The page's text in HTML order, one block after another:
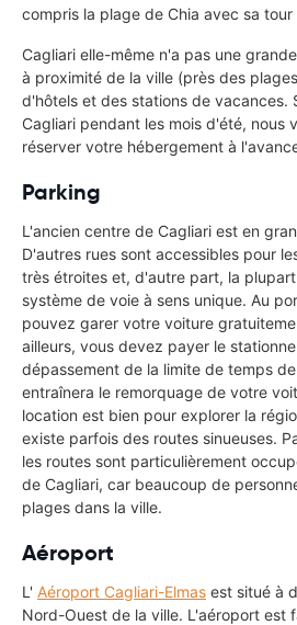
compris la plage de Chia avec sa tour
Cagliari elle-même n'a pas une
à proximité de la ville (près des
d'hôtels et des stations de vacances.
Cagliari pendant les mois d'été, nous
réserver votre hébergement à
Parking
L'ancien centre de Cagliari est en
D'autres rues sont accessibles pour
très étroites et, d'autre part, la
système de voie à sens unique. Au
pouvez garer votre voiture
ailleurs, vous devez payer le
dépassement de la limite de temps
entraînera le remorquage de votre
location est bien pour explorer la
existe parfois des routes sinueuses.
les routes sont particulièrement
de Cagliari, car beaucoup de
plages dans la ville.
Aéroport
L' Aéroport Cagliari-Elmas est situé à
Nord-Ouest de la ville. L'aéroport est